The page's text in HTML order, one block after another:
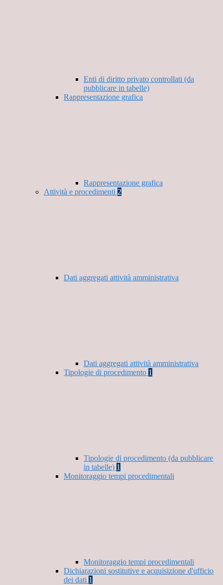
Enti di diritto privato controllati (da
pubblicare in tabelle)
Rappresentazione grafica
Rappresentazione grafica
Attività e procedimenti 2
Dati aggregati attività amministrativa
Dati aggregati attività amministrativa
Tipologie di procedimento 1
Tipologie di procedimento (da pubblicare
in tabelle) 1
Monitoraggio tempi procedimentali
Monitoraggio tempi procedimentali
Dichiarazioni sostitutive e acquisizione d'ufficio
dei dati 1